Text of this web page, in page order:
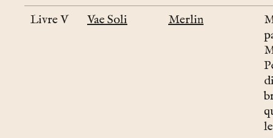
Livre V
Vae Soli Merlin